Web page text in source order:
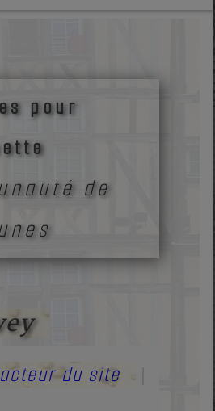
pour
de
du site